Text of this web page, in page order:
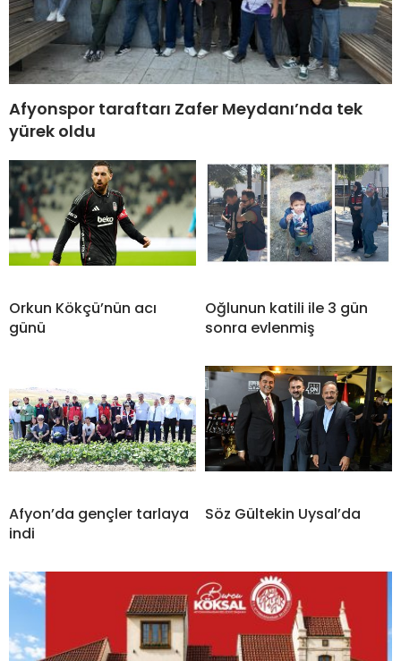
Afyonspor taraftarı Zafer Meydanı’nda tek
yürek oldu
Orkun Kökçü’nün acı
günü
Oğlunun katili ile 3 gün
sonra evlenmiş
Afyon’da gençler tarlaya
indi
Söz Gültekin Uysal’da